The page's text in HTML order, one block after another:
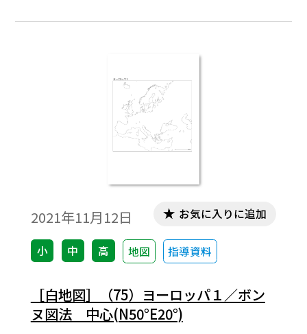
2021年11月12日
小 中 高 地図 指導資料
お気に入りに追加
［白地図］（75）ヨーロッパ１／ボン
ヌ図法 中心(N50°E20°)